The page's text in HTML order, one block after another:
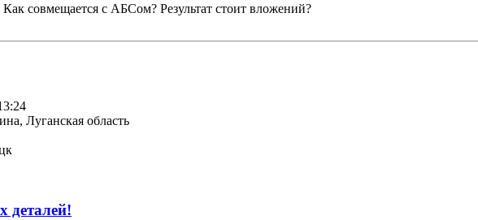
совмещается с АБСом? Результат стоит вложений?
Луганская область
деталей!